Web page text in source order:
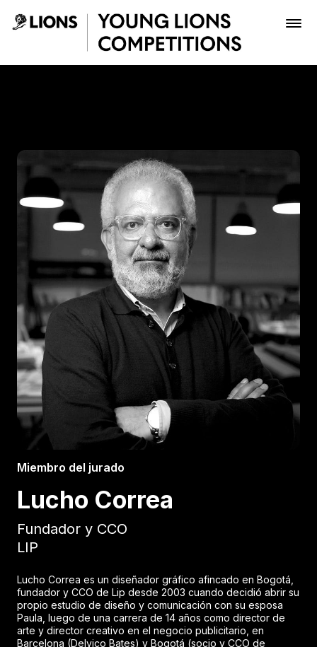
Saltar al contenido principal
Inscribir
Boletería
Miembro del jurado
Lucho Correa
Fundador y CCO
LIP
Lucho Correa es un diseñador gráfico afincado en Bogotá,
fundador y CCO de Lip desde 2003 cuando decidió abrir su
propio estudio de diseño y comunicación con su esposa
Paula, luego de una carrera de 14 años como director de
arte y director creativo en el negocio publicitario, en
Barcelona (Delvico Bates) y Bogotá (socio y CCO de